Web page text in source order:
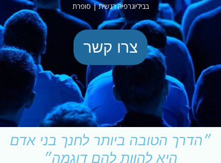
בביליוגרפיה רגשית | סופרת
צרו קשר
״הדרך הטובה ביותר לחנך בני אדם
היא להוות להם דוגמה״